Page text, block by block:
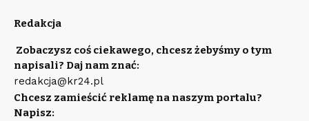
Redakcja
Zobaczysz coś ciekawego, chcesz żebyśmy o tym
napisali? Daj nam znać:
redakcja@kr24.pl
Chcesz zamieścić reklamę na naszym portalu?
Napisz: